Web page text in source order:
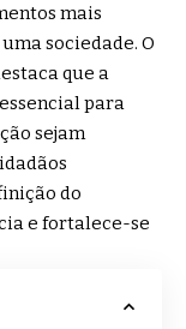
mais
sociedade. O
que a
para
sejam
do
e fortalece-se